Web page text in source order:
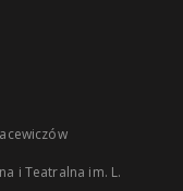
i Teatralna im. L.